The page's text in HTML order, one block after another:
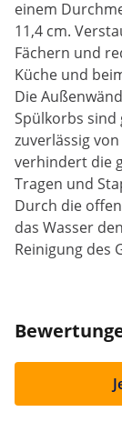
einem
11,4 cm.
Fächern und
Küche und
Die
Spülkorbs sind
zuverlässig
verhindert die
Tragen und
Durch die
das Wasser
Reinigung des